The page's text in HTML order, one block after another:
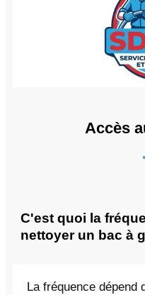
Accès
C'est quoi la
nettoyer un bac à
La fréquence dépend